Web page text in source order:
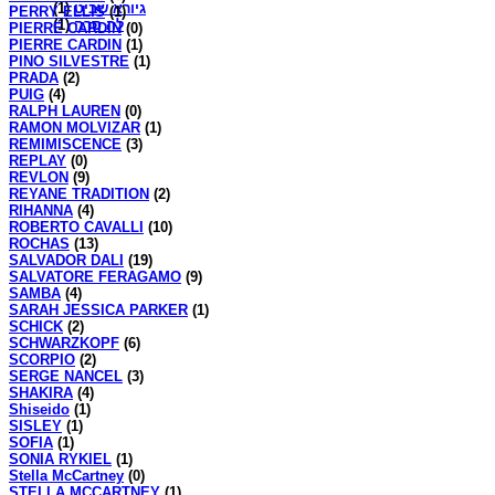
גיורא שביט(1)
לה סרה(1)
PERRY ELLIS(1)
PIERRE CARDIN(0)
PIERRE CARDIN (1)
PINO SILVESTRE (1)
PRADA (2)
PUIG (4)
RALPH LAUREN (0)
RAMON MOLVIZAR (1)
REMIMISCENCE (3)
REPLAY (0)
REVLON (9)
REYANE TRADITION (2)
RIHANNA (4)
ROBERTO CAVALLI (10)
ROCHAS (13)
SALVADOR DALI (19)
SALVATORE FERAGAMO (9)
SAMBA (4)
SARAH JESSICA PARKER (1)
SCHICK (2)
SCHWARZKOPF (6)
SCORPIO (2)
SERGE NANCEL (3)
SHAKIRA (4)
Shiseido (1)
SISLEY (1)
SOFIA (1)
SONIA RYKIEL (1)
Stella McCartney (0)